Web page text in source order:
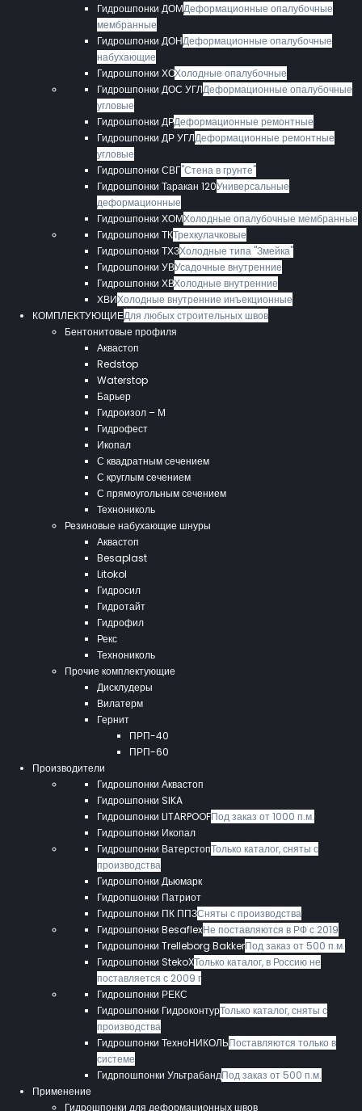
Гидрошпонки ДОМДеформационные опалубочные
мембранные
Гидрошпонки ДОНДеформационные опалубочные
набухающие
Гидрошпонки ХОХолодные опалубочные
Гидрошпонки ДОС УГЛДеформационные опалубочные
угловые
Гидрошпонки ДРДеформационные ремонтные
Гидрошпонки ДР УГЛДеформационные ремонтные
угловые
Гидрошпонки СВГ"Стена в грунте"
Гидрошпонки Таракан 120Универсальные
деформационные
Гидрошпонки ХОМХолодные опалубочные мембранные
Гидрошпонки ТКТрехкулачковые
Гидрошпонки ТХЗХолодные типа "Змейка"
Гидрошпонки УВУсадочные внутренние
Гидрошпонки ХВХолодные внутренние
ХВИХолодные внутренние инъекционные
КОМПЛЕКТУЮЩИЕДля любых строительных швов
Бентонитовые профиля
Аквастоп
Redstop
Waterstop
Барьер
Гидроизол – М
Гидрофест
Икопал
С квадратным сечением
С круглым сечением
С прямоугольным сечением
Технониколь
Резиновые набухающие шнуры
Аквастоп
Besaplast
Litokol
Гидросил
Гидротайт
Гидрофил
Рекс
Технониколь
Прочие комплектующие
Дисклудеры
Вилатерм
Гернит
ПРП-40
ПРП-60
Производители
Гидрошпонки Аквастоп
Гидрошпонки SIKA
Гидрошпонки LITARPOOFПод заказ от 1000 п.м.
Гидрошпонки Икопал
Гидрошпонки ВатерстопТолько каталог, сняты с
производства
Гидрошпонки Дьюмарк
Гидропшонки Патриот
Гидрошпонки ПК ППЗСняты с производства
Гидрошпонки BesaflexНе поставляются в РФ с 2019
Гидрошпонки Trelleborg BakkerПод заказ от 500 п.м.
Гидрошпонки StekoXТолько каталог, в Россию не
поставляется с 2009 г
Гидрошпонки РЕКС
Гидрошпонки ГидроконтурТолько каталог, сняты с
производства
Гидрошпонки ТехноНИКОЛЬПоставляются только в
системе
Гидрпошпонки УльтрабандПод заказ от 500 п.м.
Применение
Гидрошпонки для деформационных швов